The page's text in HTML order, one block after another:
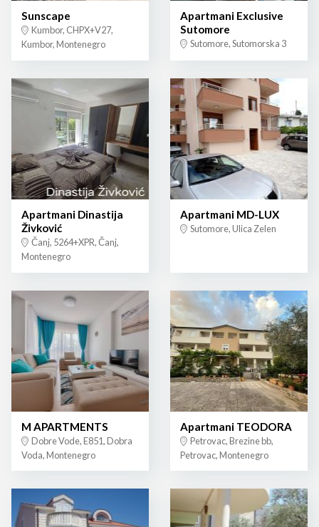
Sunscape
Kumbor, CHPX+V27,
Kumbor, Montenegro
Apartmani Exclusive
Sutomore
Sutomore, Sutomorska 3
Apartmani Dinastija
Živković
Čanj, 5264+XPR, Čanj,
Montenegro
Apartmani MD-LUX
Sutomore, Ulica Zelen
M APARTMENTS
Dobre Vode, E851, Dobra
Voda, Montenegro
Apartmani TEODORA
Petrovac, Brezine bb,
Petrovac, Montenegro